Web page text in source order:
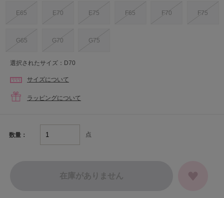
E65 E70 E75 F65 F70 F75
G65 G70 G75
選択されたサイズ：D70
サイズについて
ラッピングについて
数量： 点
在庫がありません